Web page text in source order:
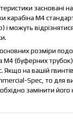
засновані
карабіна M4
і можуть
основних розміри
M4 (буферних
Якщо на вашій
Spec, то для
замінити його